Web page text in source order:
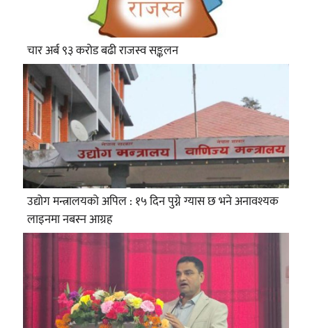
चार अर्ब ९३ करोड बढी राजस्व सङ्कलन
उद्योग मन्त्रालयको अपिल : १५ दिन पुग्ने ग्यास छ भने अनावश्यक
लाइनमा नबस्न आग्रह